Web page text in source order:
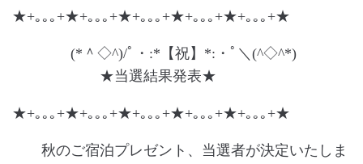
★+｡｡｡+★+｡｡｡+★+｡｡｡+★+｡｡｡+★+｡｡｡+★
(*＾◇^)/ﾟ・:*【祝】*:・ﾟ＼(^◇^*)
★当選結果発表★
★+｡｡｡+★+｡｡｡+★+｡｡｡+★+｡｡｡+★+｡｡｡+★
秋のご宿泊プレゼント、当選者が決定いたしま